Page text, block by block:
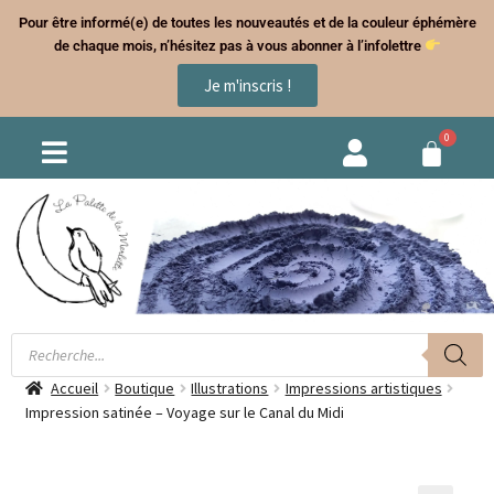
Pour être informé(e) de toutes les nouveautés et de la couleur éphémère
de chaque mois, n’hésitez pas à vous abonner à l’infolettre
Je m'inscris !
Accueil Boutique Illustrations
Impressions artistiques
Impression satinée – Voyage sur le Canal du Midi